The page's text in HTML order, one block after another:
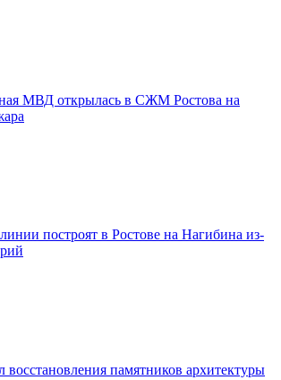
МВД открылась в СЖМ Ростова на
построят в Ростове на Нагибина из-
памятников архитектуры